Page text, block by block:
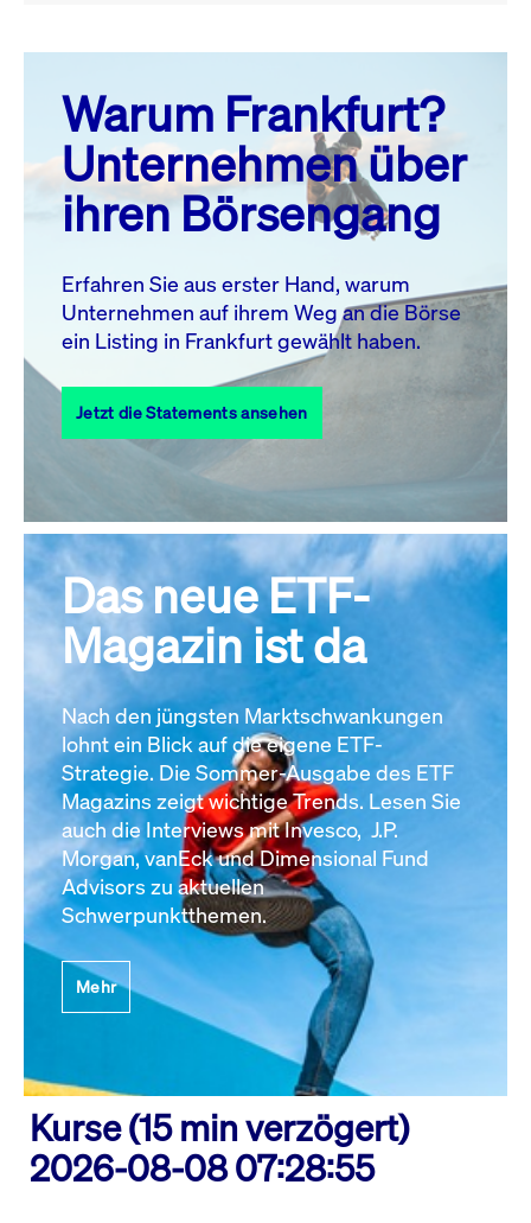
August 26
MO. DI. MI. DO. FR. SA. SO.
1
2
3
4 5 6 7 8
10 11 13 14
17
18 19 20 21 22
23
27 28
31
Alle Events
Warum Frankfurt?
Unternehmen über
ihren Börsengang
Erfahren Sie aus erster Hand, warum
Unternehmen auf ihrem Weg an die Börse
ein Listing in Frankfurt gewählt haben.
Jetzt die Statements ansehen
Das neue ETF-
Magazin ist da
Nach den jüngsten Marktschwankungen
lohnt ein Blick auf die eigene ETF-
Strategie. Die Sommer-Ausgabe des ETF
Magazins zeigt wichtige Trends. Lesen Sie
auch die Interviews mit Invesco, J.P.
Morgan, vanEck und Dimensional Fund
Advisors zu aktuellen
Schwerpunktthemen.
Mehr
Kurse (15 min verzögert)
2026-08-08 07:28:55